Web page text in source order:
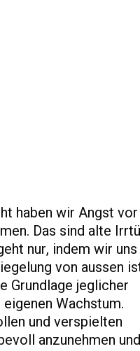
haben wir Angst vor
Das sind alte
nur, indem wir
von aussen
Grundlage jeglicher
Wachstum.
und verspielten
anzunehmen